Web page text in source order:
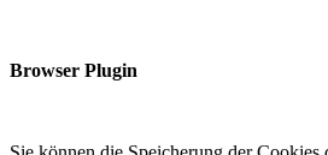
Browser Plugin